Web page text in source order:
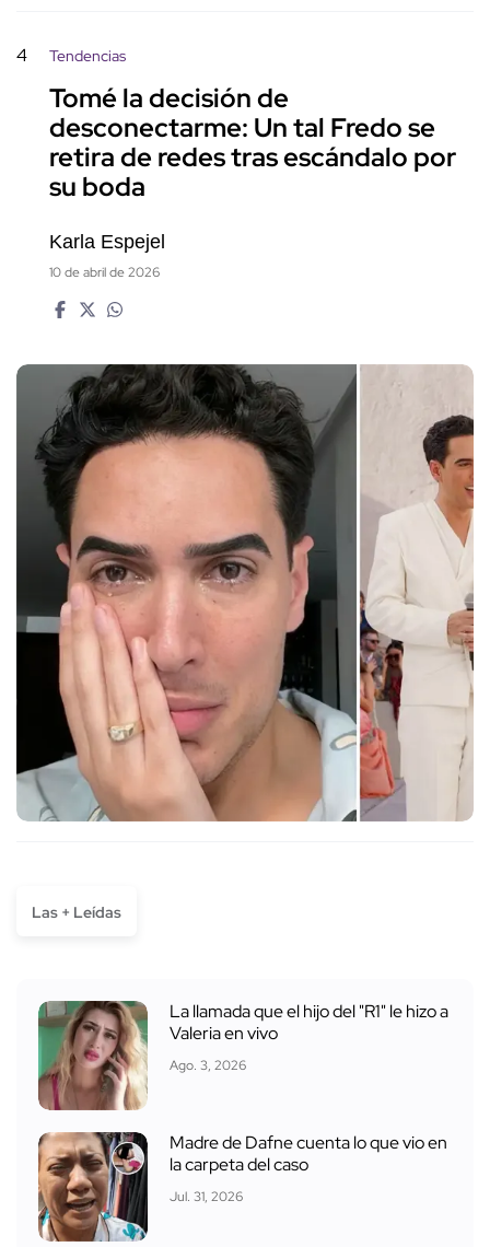
4 Tendencias
Tomé la decisión de
desconectarme: Un tal Fredo se
retira de redes tras escándalo por
su boda
Karla Espejel
10 de abril de 2026
Las + Leídas
La llamada que el hijo del "R1" le hizo a
Valeria en vivo
Ago. 3, 2026
Madre de Dafne cuenta lo que vio en
la carpeta del caso
Jul. 31, 2026